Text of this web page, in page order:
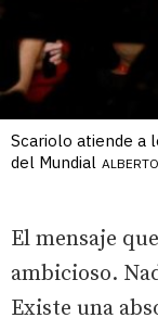
Scariolo atiende a
del Mundial
El mensaje
ambicioso.
Existe una